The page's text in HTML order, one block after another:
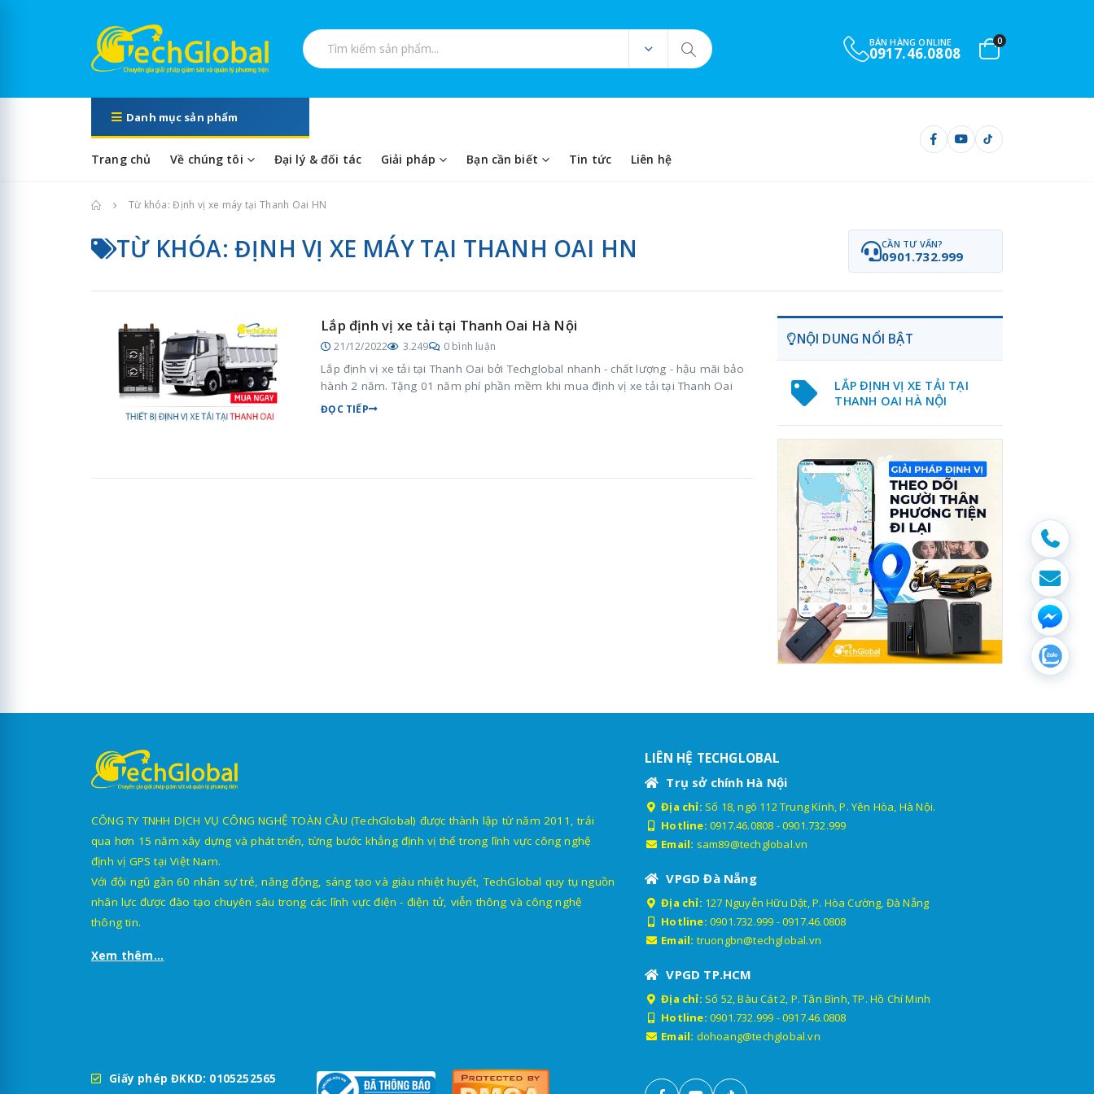
Tìm kiếm sản phẩm
BÁN HÀNG ONLINE
0917.46.0808
0
Danh mục sản phẩm
Trang chủ Về chúng tôi Đại lý & đối tác Giải pháp Bạn cần biết Tin tức Liên hệ
Trang chủTừ khóa: Định vị xe máy tại Thanh Oai HN
TỪ KHÓA: ĐỊNH VỊ XE MÁY TẠI THANH OAI HN CẦN TƯ VẤN?
0901.732.999
Lắp định vị xe tải tại Thanh Oai Hà Nội
21/12/2022 3.249 0 bình luận
Lắp định vị xe tải tại Thanh Oai bởi Techglobal nhanh - chất lượng - hậu mãi bảo
hành 2 năm. Tặng 01 năm phí phần mềm khi mua định vị xe tải tại Thanh Oai
ĐỌC TIẾP
NỘI DUNG NỔI BẬT
LẮP ĐỊNH VỊ XE TẢI TẠI
THANH OAI HÀ NỘI
CÔNG TY TNHH DỊCH VỤ CÔNG NGHỆ TOÀN CẦU (TechGlobal) được thành lập từ năm 2011, trải
qua hơn 15 năm xây dựng và phát triển, từng bước khẳng định vị thế trong lĩnh vực công nghệ
định vị GPS tại Việt Nam.
Với đội ngũ gần 60 nhân sự trẻ, năng động, sáng tạo và giàu nhiệt huyết, TechGlobal quy tụ nguồn
nhân lực được đào tạo chuyên sâu trong các lĩnh vực điện - điện tử, viễn thông và công nghệ
thông tin.
Xem thêm...
Giấy phép ĐKKD: 0105252565
LIÊN HỆ TECHGLOBAL
Trụ sở chính Hà Nội
Địa chỉ: Số 18, ngõ 112 Trung Kính, P. Yên Hòa, Hà Nội.
Hotline: 0917.46.0808 -0901.732.999
Email: sam89@techglobal.vn
VPGD Đà Nẵng
Địa chỉ: 127 Nguyễn Hữu Dật, P. Hòa Cường, Đà Nẵng
Hotline: 0901.732.999 -0917.46.0808
Email: truongbn@techglobal.vn
VPGD TP.HCM
Địa chỉ: Số 52, Bàu Cát 2, P. Tân Bình, TP. Hồ Chí Minh
Hotline: 0901.732.999 -0917.46.0808
Email: dohoang@techglobal.vn